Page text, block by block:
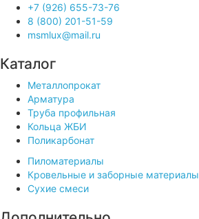
+7 (926) 655-73-76
8 (800) 201-51-59
msmlux@mail.ru
Каталог
Металлопрокат
Арматура
Труба профильная
Кольца ЖБИ
Поликарбонат
Пиломатериалы
Кровельные и заборные материалы
Сухие смеси